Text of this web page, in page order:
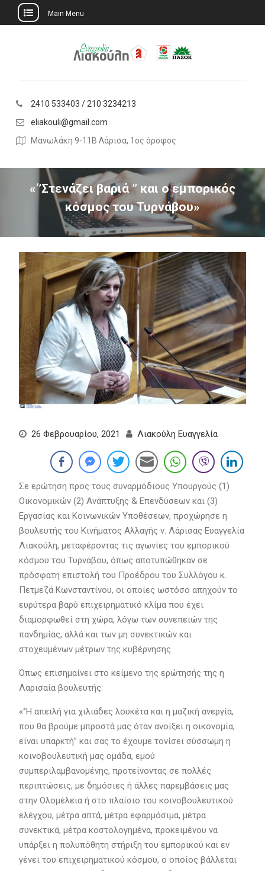
Main Menu
2410 533403 / 210 3234213
eliakouli@gmail.com
Μανωλάκη 9-11Β Λάρισα, 1ος όροφος
«‘’Στενάζει βαριά ’’ και ο εμπορικός
κόσμος του Τυρνάβου»
26 Φεβρουαρίου, 2021 Λιακούλη Ευαγγελία
Σε ερώτηση προς τους συναρμόδιους Υπουργούς (1)
Οικονομικών (2) Ανάπτυξης & Επενδύσεων και (3)
Εργασίας και Κοινωνικών Υποθέσεων, προχώρησε η
βουλευτής του Κινήματος Αλλαγής ν. Λάρισας Ευαγγελία
Λιακούλη, μεταφέροντας τις αγωνίες του εμπορικού
κόσμου του Τυρνάβου, όπως αποτυπώθηκαν σε
πρόσφατη επιστολή του Προέδρου του Συλλόγου κ.
Πετμεζά Κωνσταντίνου, οι οποίες ωστόσο απηχούν το
ευρύτερα βαρύ επιχειρηματικό κλίμα που έχει
διαμορφωθεί στη χώρα, λόγω των συνεπειών της
πανδημίας, αλλά και των μη συνεκτικών και
στοχευμένων μέτρων της κυβέρνησης.
Όπως επισημαίνει στο κείμενο της ερώτησής της η
Λαρισαία βουλευτής:
«‘’Η απειλή για χιλιάδες λουκέτα και η μαζική ανεργία,
που θα βρούμε μπροστά μας όταν ανοίξει η οικονομία,
είναι υπαρκτή’’ και σας το έχουμε τονίσει σύσσωμη η
κοινοβουλευτική μας ομάδα, εμού
συμπεριλαμβανομένης, προτείνοντας σε πολλές
περιπτώσεις, με δημόσιες ή άλλες παρεμβάσεις μας
στην Ολομέλεια ή στο πλαίσιο του κοινοβουλευτικού
ελέγχου, μέτρα απτά, μέτρα εφαρμόσιμα, μέτρα
συνεκτικά, μέτρα κοστολογημένα, προκειμένου να
υπάρξει η πολυπόθητη στήριξη του εμπορικού και εν
γένει του επιχειρηματικού κόσμου, ο οποίος βάλλεται